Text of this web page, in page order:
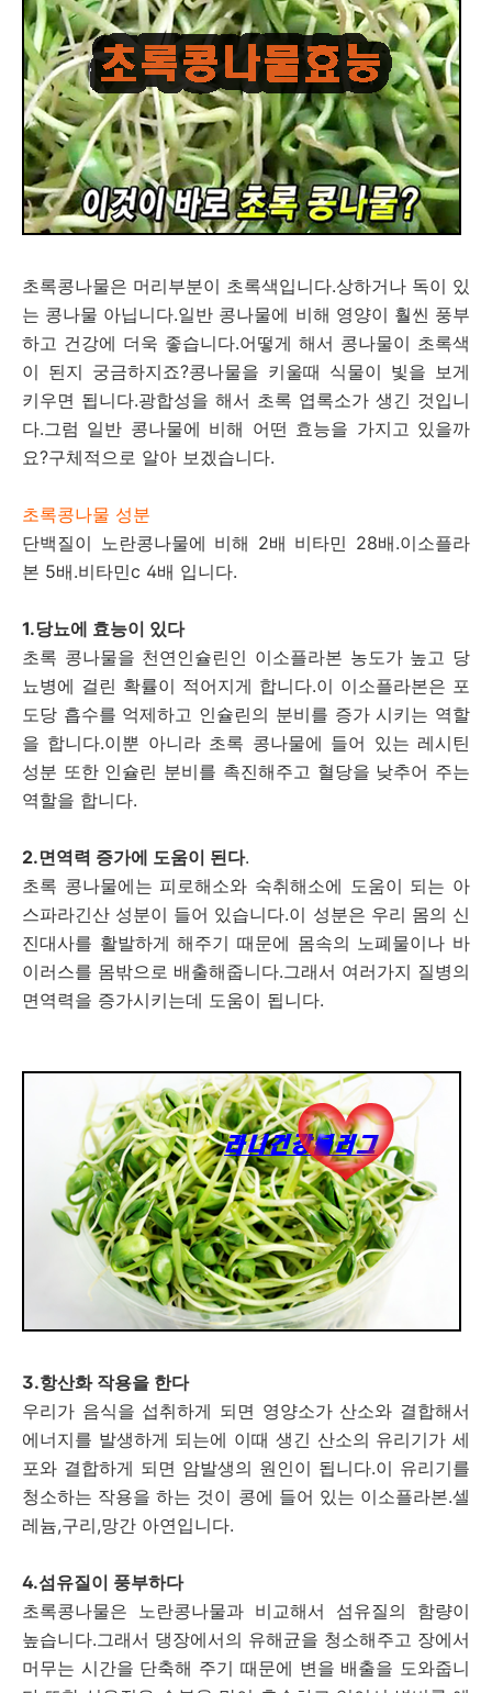
초록콩나물은 머리부분이 초록색입니다.상하거나 독이 있
는 콩나물 아닙니다.일반 콩나물에 비해 영양이 훨씬 풍부
하고 건강에 더욱 좋습니다.어떻게 해서 콩나물이 초록색
이 된지 궁금하지죠?콩나물을 키울때 식물이 빛을 보게
키우면 됩니다.광합성을 해서 초록 엽록소가 생긴 것입니
다.그럼 일반 콩나물에 비해 어떤 효능을 가지고 있을까
요?구체적으로 알아 보겠습니다.
초록콩나물 성분
단백질이 노란콩나물에 비해 2배 비타민 28배.이소플라
본 5배.비타민c 4배 입니다.
1.당뇨에 효능이 있다
초록 콩나물을 천연인슐린인 이소플라본 농도가 높고 당
뇨병에 걸린 확률이 적어지게 합니다.이 이소플라본은 포
도당 흡수를 억제하고 인슐린의 분비를 증가 시키는 역할
을 합니다.이뿐 아니라 초록 콩나물에 들어 있는 레시틴
성분 또한 인슐린 분비를 촉진해주고 혈당을 낮추어 주는
역할을 합니다.
2.면역력 증가에 도움이 된다.
초록 콩나물에는 피로해소와 숙취해소에 도움이 되는 아
스파라긴산 성분이 들어 있습니다.이 성분은 우리 몸의 신
진대사를 활발하게 해주기 때문에 몸속의 노폐물이나 바
이러스를 몸밖으로 배출해줍니다.그래서 여러가지 질병의
면역력을 증가시키는데 도움이 됩니다.
3.항산화 작용을 한다
우리가 음식을 섭취하게 되면 영양소가 산소와 결합해서
에너지를 발생하게 되는에 이때 생긴 산소의 유리기가 세
포와 결합하게 되면 암발생의 원인이 됩니다.이 유리기를
청소하는 작용을 하는 것이 콩에 들어 있는 이소플라본.셀
레늄,구리,망간 아연입니다.
4.섬유질이 풍부하다
초록콩나물은 노란콩나물과 비교해서 섬유질의 함량이
높습니다.그래서 댕장에서의 유해균을 청소해주고 장에서
머무는 시간을 단축해 주기 때문에 변을 배출을 도와줍니